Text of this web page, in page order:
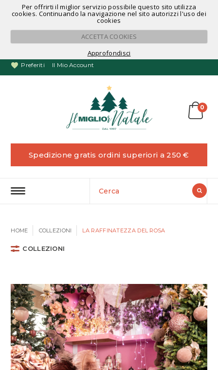
Per offrirti il miglior servizio possibile questo sito utilizza
cookies. Continuando la navigazione nel sito autorizzi l'uso dei
cookies
ACCETTA COOKIES
Approfondisci
Noleggio Alberi di Natale
Preferiti Il Mio Account
0
Spedizione gratis ordini superiori a 250 €
HOME COLLEZIONI LA RAFFINATEZZA DEL ROSA
COLLEZIONI